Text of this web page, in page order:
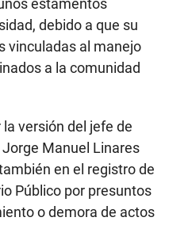
debido a que su
vinculadas al manejo
a la comunidad
versión del jefe de
Manuel Linares
en el registro de
Público por presuntos
o demora de actos